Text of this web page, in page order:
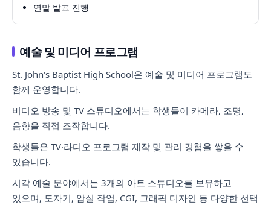
연말 발표 진행
예술 및 미디어 프로그램
St. John's Baptist High School은 예술 및 미디어 프로그램도
함께 운영합니다.
비디오 방송 및 TV 스튜디오에서는 학생들이 카메라, 조명,
음향을 직접 조작합니다.
학생들은 TV·라디오 프로그램 제작 및 관리 경험을 쌓을 수
있습니다.
시각 예술 분야에서는 3개의 아트 스튜디오를 보유하고
있으며, 도자기, 암실 작업, CGI, 그래픽 디자인 등 다양한 선택